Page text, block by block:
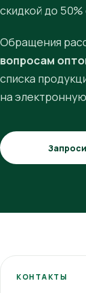
скидкой до
Обращения
вопросам
списка
на
КОНТАКТЫ